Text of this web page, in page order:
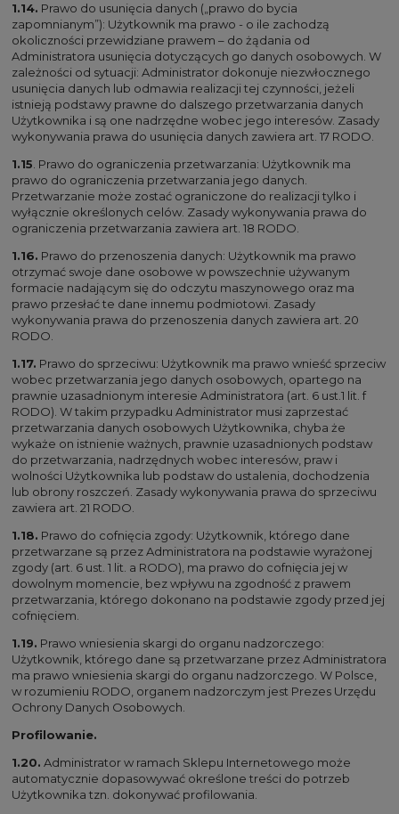
1.14. Prawo do usunięcia danych („prawo do bycia
zapomnianym”): Użytkownik ma prawo - o ile zachodzą
okoliczności przewidziane prawem – do żądania od
Administratora usunięcia dotyczących go danych osobowych. W
zależności od sytuacji: Administrator dokonuje niezwłocznego
usunięcia danych lub odmawia realizacji tej czynności, jeżeli
istnieją podstawy prawne do dalszego przetwarzania danych
Użytkownika i są one nadrzędne wobec jego interesów. Zasady
wykonywania prawa do usunięcia danych zawiera art. 17 RODO.
1.15 . Prawo do ograniczenia przetwarzania: Użytkownik ma
prawo do ograniczenia przetwarzania jego danych.
Przetwarzanie może zostać ograniczone do realizacji tylko i
wyłącznie określonych celów. Zasady wykonywania prawa do
ograniczenia przetwarzania zawiera art. 18 RODO.
1.16. Prawo do przenoszenia danych: Użytkownik ma prawo
otrzymać swoje dane osobowe w powszechnie używanym
formacie nadającym się do odczytu maszynowego oraz ma
prawo przesłać te dane innemu podmiotowi. Zasady
wykonywania prawa do przenoszenia danych zawiera art. 20
RODO.
1.17. Prawo do sprzeciwu: Użytkownik ma prawo wnieść sprzeciw
wobec przetwarzania jego danych osobowych, opartego na
prawnie uzasadnionym interesie Administratora (art. 6 ust.1 lit. f
RODO). W takim przypadku Administrator musi zaprzestać
przetwarzania danych osobowych Użytkownika, chyba że
wykaże on istnienie ważnych, prawnie uzasadnionych podstaw
do przetwarzania, nadrzędnych wobec interesów, praw i
wolności Użytkownika lub podstaw do ustalenia, dochodzenia
lub obrony roszczeń. Zasady wykonywania prawa do sprzeciwu
zawiera art. 21 RODO.
1.18. Prawo do cofnięcia zgody: Użytkownik, którego dane
przetwarzane są przez Administratora na podstawie wyrażonej
zgody (art. 6 ust. 1 lit. a RODO), ma prawo do cofnięcia jej w
dowolnym momencie, bez wpływu na zgodność z prawem
przetwarzania, którego dokonano na podstawie zgody przed jej
cofnięciem.
1.19. Prawo wniesienia skargi do organu nadzorczego:
Użytkownik, którego dane są przetwarzane przez Administratora
ma prawo wniesienia skargi do organu nadzorczego. W Polsce,
w rozumieniu RODO, organem nadzorczym jest Prezes Urzędu
Ochrony Danych Osobowych.
Profilowanie.
1.20. Administrator w ramach Sklepu Internetowego może
automatycznie dopasowywać określone treści do potrzeb
Użytkownika tzn. dokonywać profilowania.